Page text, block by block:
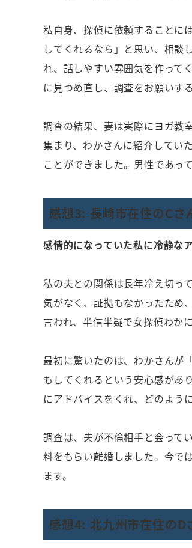
私自身、探偵に依頼することに
してくれるなら」と思い、相談
れ、話しやすい雰囲気を作って
に見つめ直し、調査をお願いす
調査の結果、妻は実際にヨガ教
集まり、わかさんに紹介してい
ことができました。男性であっ
感想3: 長崎市在住のCさ
感情的になっていた私に冷静な
私の夫との関係は長年冷え切っ
気がなく、証拠もなかったため
言われ、半信半疑で女探偵わか
最初に驚いたのは、わかさんが
もしてくれるという安心感があ
にアドバイスをくれ、どのよう
調査は、夫が不倫相手と会って
料をもらい離婚しました。今で
ます。
感想4: 北九州市在住のD